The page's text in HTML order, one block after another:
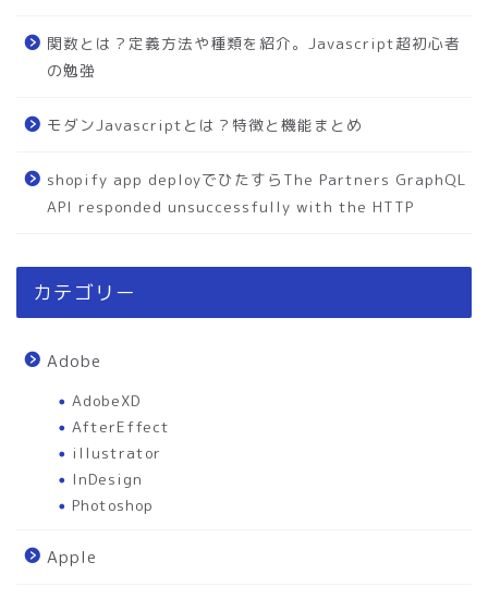
関数とは？定義方法や種類を紹介。Javascript超初心者
の勉強
モダンJavascriptとは？特徴と機能まとめ
shopify app deployでひたすらThe Partners GraphQL
API responded unsuccessfully with the HTTP
カテゴリー
Adobe
AdobeXD
AfterEffect
illustrator
InDesign
Photoshop
Apple